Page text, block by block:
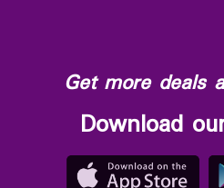
Get more deals
Download